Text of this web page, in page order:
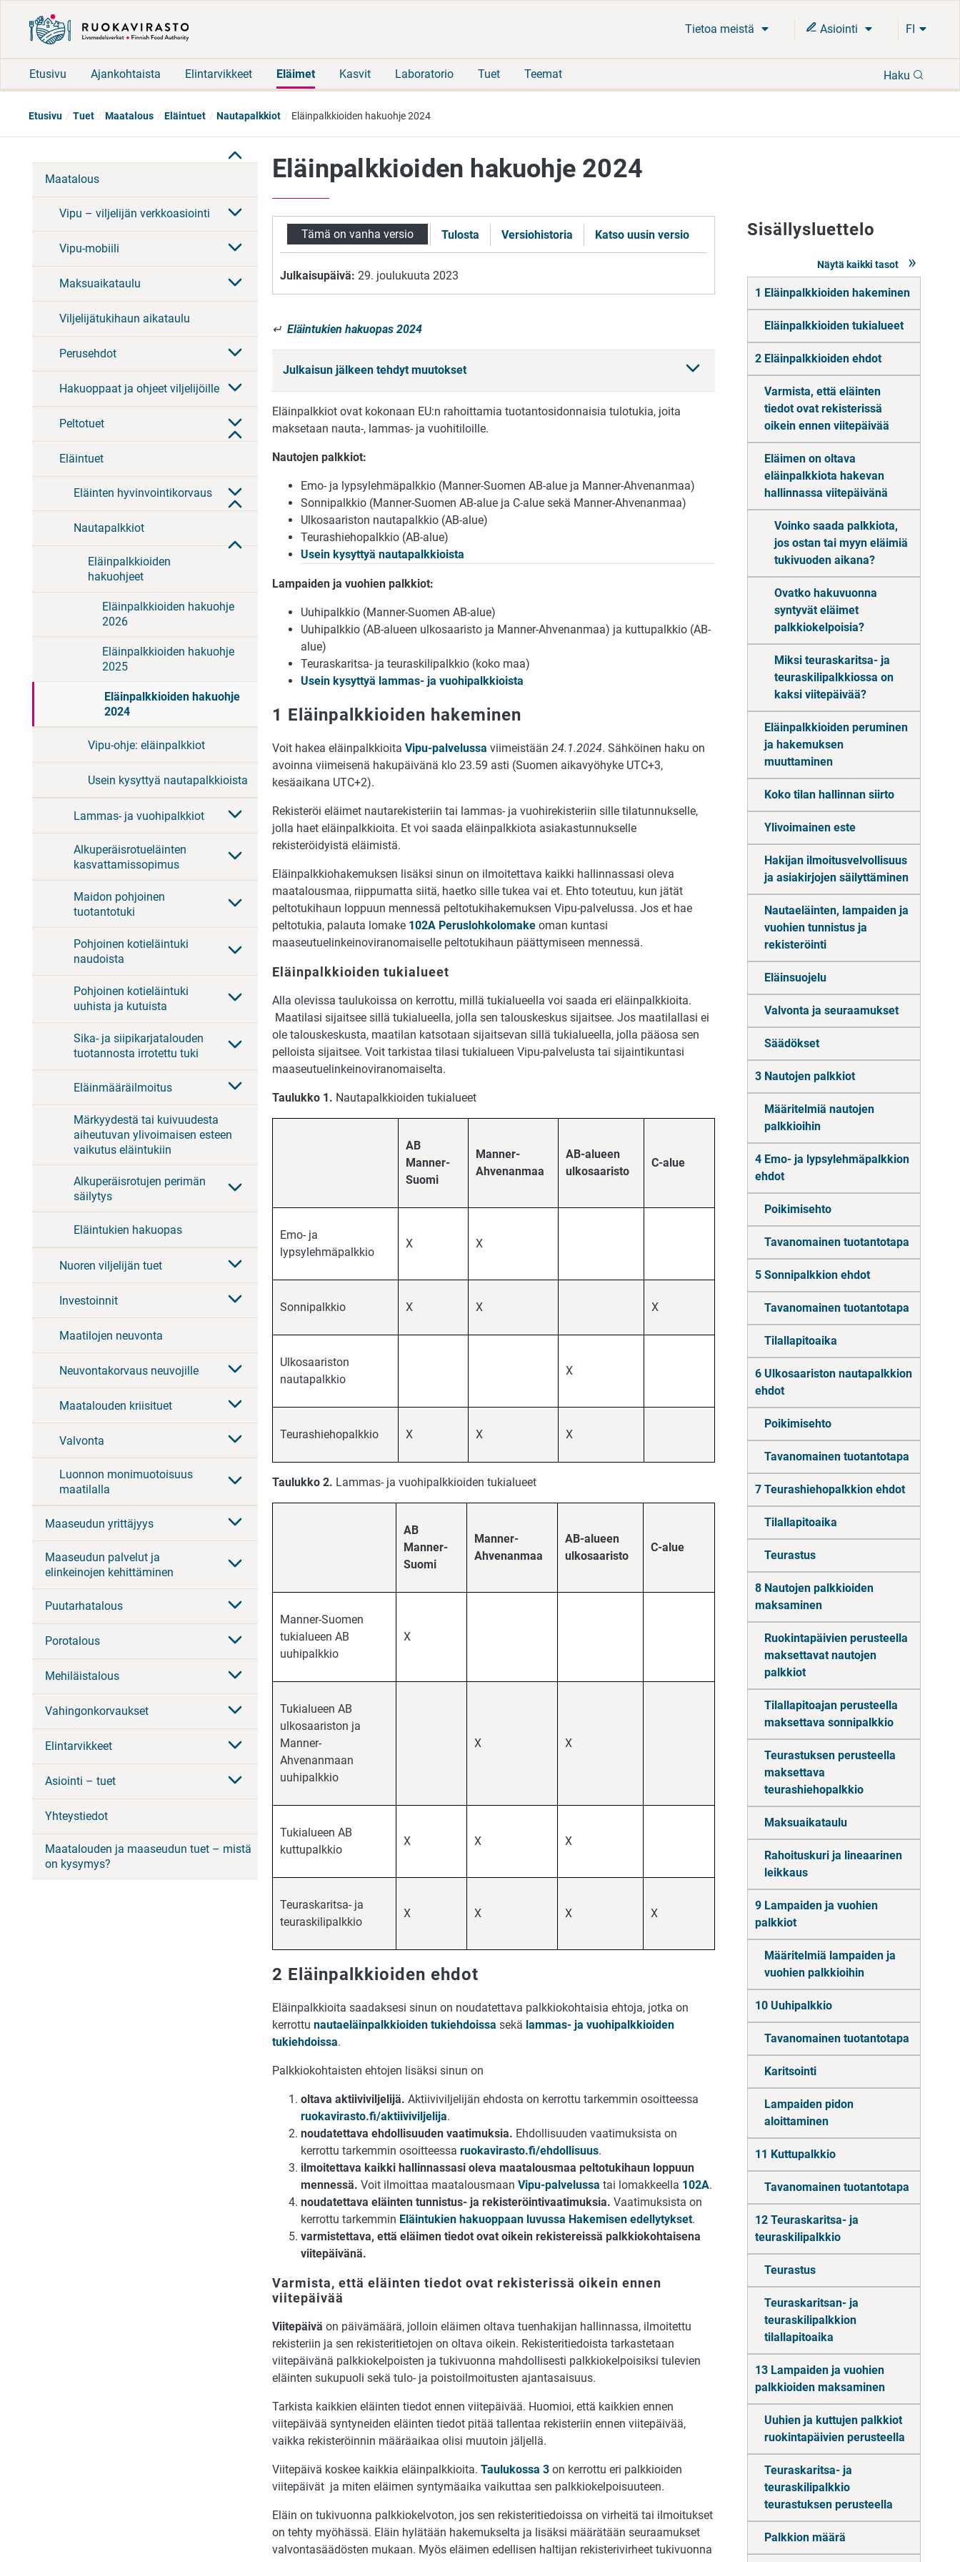
Tietoa meistä Asiointi FI
Etusivu Ajankohtaista Elintarvikkeet Eläimet Kasvit Laboratorio Tuet Teemat Haku
Etusivu Tuet Maatalous Eläintuet Nautapalkkiot Eläinpalkkioiden hakuohje 2024
Maatalous
Vipu – viljelijän verkkoasiointi
Vipu-mobiili
Maksuaikataulu
Viljelijätukihaun aikataulu
Perusehdot
Hakuoppaat ja ohjeet viljelijöille
Peltotuet
Eläintuet
Eläinten hyvinvointikorvaus
Nautapalkkiot
Eläinpalkkioiden
hakuohjeet
Eläinpalkkioiden hakuohje
2026
Eläinpalkkioiden hakuohje
2025
Eläinpalkkioiden hakuohje
2024
Vipu-ohje: eläinpalkkiot
Usein kysyttyä nautapalkkioista
Lammas- ja vuohipalkkiot
Alkuperäisrotueläinten
kasvattamissopimus
Maidon pohjoinen
tuotantotuki
Pohjoinen kotieläintuki
naudoista
Pohjoinen kotieläintuki
uuhista ja kutuista
Sika- ja siipikarjatalouden
tuotannosta irrotettu tuki
Eläinmääräilmoitus
Märkyydestä tai kuivuudesta
aiheutuvan ylivoimaisen esteen
vaikutus eläintukiin
Alkuperäisrotujen perimän
säilytys
Eläintukien hakuopas
Nuoren viljelijän tuet
Investoinnit
Maatilojen neuvonta
Neuvontakorvaus neuvojille
Maatalouden kriisituet
Valvonta
Luonnon monimuotoisuus
maatilalla
Maaseudun yrittäjyys
Maaseudun palvelut ja
elinkeinojen kehittäminen
Puutarhatalous
Porotalous
Mehiläistalous
Vahingonkorvaukset
Elintarvikkeet
Asiointi – tuet
Yhteystiedot
Maatalouden ja maaseudun tuet – mistä
on kysymys?
Eläinpalkkioiden hakuohje 2024
Tämä on vanha versio Katso uusin versio
Versiohistoria
Tulosta
Julkaisupäivä: 29. joulukuuta 2023
Sisällysluettelo
Näytä kaikki tasot
Siirry
suoraan
sisältöön
1 Eläinpalkkioiden hakeminen
Eläinpalkkioiden tukialueet
2 Eläinpalkkioiden ehdot
Varmista, että eläinten
tiedot ovat rekisterissä
oikein ennen viitepäivää
Eläimen on oltava
eläinpalkkiota hakevan
hallinnassa viitepäivänä
Voinko saada palkkiota,
jos ostan tai myyn eläimiä
tukivuoden aikana?
Ovatko hakuvuonna
syntyvät eläimet
palkkiokelpoisia?
Miksi teuraskaritsa- ja
teuraskilipalkkiossa on
kaksi viitepäivää?
Eläinpalkkioiden peruminen
ja hakemuksen
muuttaminen
Koko tilan hallinnan siirto
Ylivoimainen este
Hakijan ilmoitusvelvollisuus
ja asiakirjojen säilyttäminen
Nautaeläinten, lampaiden ja
vuohien tunnistus ja
rekisteröinti
Eläinsuojelu
Valvonta ja seuraamukset
Säädökset
3 Nautojen palkkiot
Määritelmiä nautojen
palkkioihin
4 Emo- ja lypsylehmäpalkkion
ehdot
Poikimisehto
Tavanomainen tuotantotapa
5 Sonnipalkkion ehdot
Tavanomainen tuotantotapa
Tilallapitoaika
6 Ulkosaariston nautapalkkion
ehdot
Poikimisehto
Tavanomainen tuotantotapa
7 Teurashiehopalkkion ehdot
Tilallapitoaika
Teurastus
8 Nautojen palkkioiden
maksaminen
Ruokintapäivien perusteella
maksettavat nautojen
palkkiot
Tilallapitoajan perusteella
maksettava sonnipalkkio
Teurastuksen perusteella
maksettava
teurashiehopalkkio
Maksuaikataulu
Rahoituskuri ja lineaarinen
leikkaus
9 Lampaiden ja vuohien
palkkiot
Määritelmiä lampaiden ja
vuohien palkkioihin
10 Uuhipalkkio
Tavanomainen tuotantotapa
Karitsointi
Lampaiden pidon
aloittaminen
11 Kuttupalkkio
Tavanomainen tuotantotapa
12 Teuraskaritsa- ja
teuraskilipalkkio
Teurastus
Teuraskaritsan- ja
teuraskilipalkkion
tilallapitoaika
13 Lampaiden ja vuohien
palkkioiden maksaminen
Uuhien ja kuttujen palkkiot
ruokintapäivien perusteella
Teuraskaritsa- ja
teuraskilipalkkio
teurastuksen perusteella
Palkkion määrä
↵ Eläintukien hakuopas 2024
Julkaisun jälkeen tehdyt muutokset
Eläinpalkkiot ovat kokonaan EU:n rahoittamia tuotantosidonnaisia tulotukia, joita
maksetaan nauta-, lammas- ja vuohitiloille.
Nautojen palkkiot:
Emo- ja lypsylehmäpalkkio (Manner-Suomen AB-alue ja Manner-Ahvenanmaa)
Sonnipalkkio (Manner-Suomen AB-alue ja C-alue sekä Manner-Ahvenanmaa)
Ulkosaariston nautapalkkio (AB-alue)
Teurashiehopalkkio (AB-alue)
Usein kysyttyä nautapalkkioista
Lampaiden ja vuohien palkkiot:
Uuhipalkkio (Manner-Suomen AB-alue)
Uuhipalkkio (AB-alueen ulkosaaristo ja Manner-Ahvenanmaa) ja kuttupalkkio (AB-
alue)
Teuraskaritsa- ja teuraskilipalkkio (koko maa)
Usein kysyttyä lammas- ja vuohipalkkioista
1 Eläinpalkkioiden hakeminen
Voit hakea eläinpalkkioita Vipu-palvelussa viimeistään 24.1.2024. Sähköinen haku on
avoinna viimeisenä hakupäivänä klo 23.59 asti (Suomen aikavyöhyke UTC+3,
kesäaikana UTC+2).
Rekisteröi eläimet nautarekisteriin tai lammas- ja vuohirekisteriin sille tilatunnukselle,
jolla haet eläinpalkkioita. Et voi saada eläinpalkkiota asiakastunnukselle
rekisteröidyistä eläimistä.
Eläinpalkkiohakemuksen lisäksi sinun on ilmoitettava kaikki hallinnassasi oleva
maatalousmaa, riippumatta siitä, haetko sille tukea vai et. Ehto toteutuu, kun jätät
peltotukihaun loppuun mennessä peltotukihakemuksen Vipu-palvelussa. Jos et hae
peltotukia, palauta lomake 102A Peruslohkolomake oman kuntasi
maaseutuelinkeinoviranomaiselle peltotukihaun päättymiseen mennessä.
Eläinpalkkioiden tukialueet
Alla olevissa taulukoissa on kerrottu, millä tukialueella voi saada eri eläinpalkkioita.
Maatilasi sijaitsee sillä tukialueella, jolla sen talouskeskus sijaitsee. Jos maatilallasi ei
ole talouskeskusta, maatilan katsotaan sijaitsevan sillä tukialueella, jolla pääosa sen
pelloista sijaitsee. Voit tarkistaa tilasi tukialueen Vipu-palvelusta tai sijaintikuntasi
maaseutuelinkeinoviranomaiselta.
Taulukko 1. Nautapalkkioiden tukialueet
AB
Manner-
Suomi
Manner-
Ahvenanmaa
AB-alueen
ulkosaaristo
C-alue
Emo- ja
lypsylehmäpalkkio
X X
Sonnipalkkio X X X
Ulkosaariston
nautapalkkio
X
Teurashiehopalkkio X X X
Taulukko 2. Lammas- ja vuohipalkkioiden tukialueet
AB
Manner-
Suomi
Manner-
Ahvenanmaa
AB-alueen
ulkosaaristo
C-alue
Manner-Suomen
tukialueen AB
uuhipalkkio
X
Tukialueen AB
ulkosaariston ja
Manner-
Ahvenanmaan
uuhipalkkio
X X
Tukialueen AB
kuttupalkkio
X X X
Teuraskaritsa- ja
teuraskilipalkkio
X X X X
2 Eläinpalkkioiden ehdot
Eläinpalkkioita saadaksesi sinun on noudatettava palkkiokohtaisia ehtoja, jotka on
kerrottu nautaeläinpalkkioiden tukiehdoissa sekä lammas- ja vuohipalkkioiden
tukiehdoissa.
Palkkiokohtaisten ehtojen lisäksi sinun on
oltava aktiiviviljelijä. Aktiiviviljelijän ehdosta on kerrottu tarkemmin osoitteessa
ruokavirasto.fi/aktiiviviljelija.
noudatettava ehdollisuuden vaatimuksia. Ehdollisuuden vaatimuksista on
kerrottu tarkemmin osoitteessa ruokavirasto.fi/ehdollisuus.
ilmoitettava kaikki hallinnassasi oleva maatalousmaa peltotukihaun loppuun
mennessä. Voit ilmoittaa maatalousmaan Vipu-palvelussa tai lomakkeella 102A.
noudatettava eläinten tunnistus- ja rekisteröintivaatimuksia. Vaatimuksista on
kerrottu tarkemmin Eläintukien hakuoppaan luvussa Hakemisen edellytykset.
varmistettava, että eläimen tiedot ovat oikein rekistereissä palkkiokohtaisena
viitepäivänä.
Varmista, että eläinten tiedot ovat rekisterissä oikein ennen
viitepäivää
Viitepäivä on päivämäärä, jolloin eläimen oltava tuenhakijan hallinnassa, ilmoitettu
rekisteriin ja sen rekisteritietojen on oltava oikein. Rekisteritiedoista tarkastetaan
viitepäivänä palkkiokelpoisten ja tukivuonna mahdollisesti palkkiokelpoisiksi tulevien
eläinten sukupuoli sekä tulo- ja poistoilmoitusten ajantasaisuus.
Tarkista kaikkien eläinten tiedot ennen viitepäivää. Huomioi, että kaikkien ennen
viitepäivää syntyneiden eläinten tiedot pitää tallentaa rekisteriin ennen viitepäivää,
vaikka rekisteröinnin määräaikaa olisi muutoin jäljellä.
Viitepäivä koskee kaikkia eläinpalkkioita. Taulukossa 3 on kerrottu eri palkkioiden
viitepäivät ja miten eläimen syntymäaika vaikuttaa sen palkkiokelpoisuuteen.
Eläin on tukivuonna palkkiokelvoton, jos sen rekisteritiedoissa on virheitä tai ilmoitukset
on tehty myöhässä. Eläin hylätään hakemukselta ja lisäksi määrätään seuraamukset
valvontasäädösten mukaan. Myös eläimen edellisen haltijan rekisterivirheet tukivuonna